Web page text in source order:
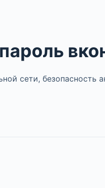
сети, безопасность